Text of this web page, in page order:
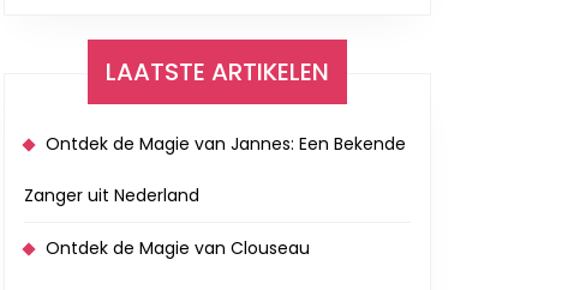
LAATSTE ARTIKELEN
Ontdek de Magie van Jannes: Een Bekende
Zanger uit Nederland
Ontdek de Magie van Clouseau